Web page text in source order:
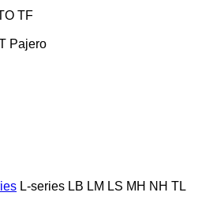
TF
Pajero
L-series LB LM LS MH NH TL